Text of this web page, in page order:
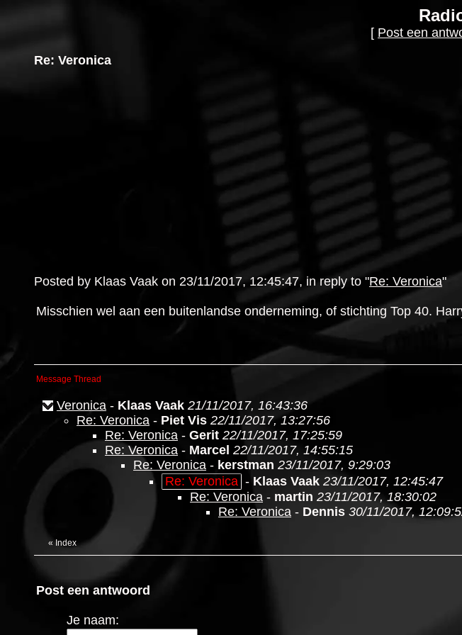
[ Post een
Re: Veronica
Posted by Klaas Vaak on 23/11/2017, 12:45:47, in reply to "Re: Veronica"
Misschien wel aan een buitenlandse onderneming, of stichting Top 40.
Message Thread
Veronica - Klaas Vaak 21/11/2017, 16:43:36
Re: Veronica - Piet Vis 22/11/2017, 13:27:56
Re: Veronica - Gerit 22/11/2017, 17:25:59
Re: Veronica - Marcel 22/11/2017, 14:55:15
Re: Veronica - kerstman 23/11/2017, 9:29:03
Re: Veronica - Klaas Vaak 23/11/2017, 12:45:47
Re: Veronica - martin 23/11/2017, 18:30:02
Re: Veronica - Dennis 30/11/2017,
« Index
Post een antwoord
Je naam: